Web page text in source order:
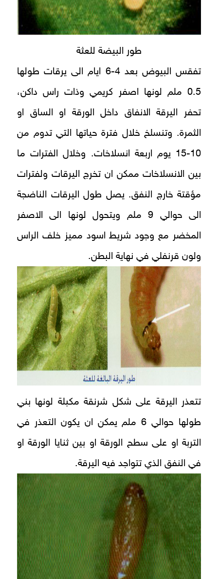
طور البيضة للعثة
تفقس البيوض بعد 4-6 ايام الى يرقات طولها
0.5 ملم لونها اصفر كريمي وذات راس داكن،
تحفر اليرقة الانفاق داخل الورقة او الساق او
الثمرة. وتنسلخ خلال فترة حياتها التي تدوم من
10-15 يوم اربعة انسلاخات. وخلال الفترات ما
بين الانسلاخات ممكن ان تخرج اليرقات ولفترات
مؤقتة خارج النفق. يصل طول اليرقات الناضجة
الى حوالي 9 ملم ويتحول لونها الى الاصفر
المخضر مع وجود شريط اسود مميز خلف الراس
ولون قرنفلي في نهاية البطن.
تتعذر اليرقة على شكل شرنقة مكبلة لونها بني
طولها حوالي 6 ملم يمكن ان يكون التعذر في
التربة او على سطح الورقة او بين ثنايا الورقة او
في النفق الذي تتواجد فيه اليرقة.